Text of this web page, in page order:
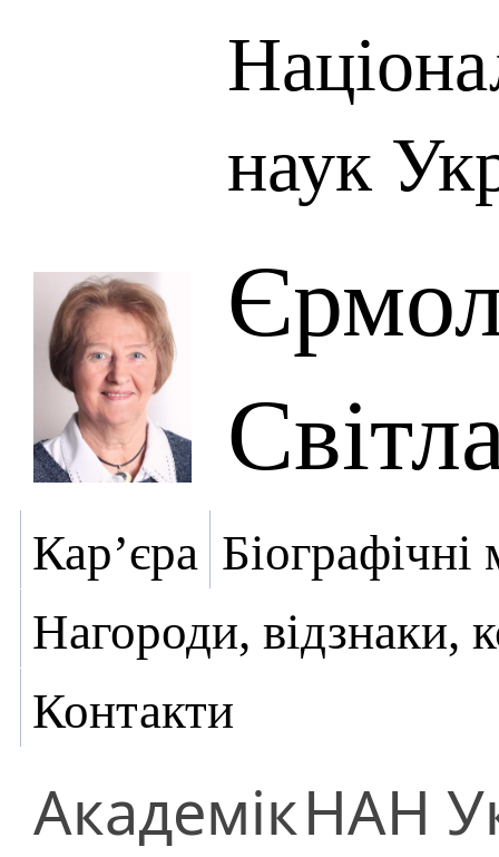
наук
Кар’єра Біографічні
Нагороди, відзнаки,
Контакти
АкадемікНАН